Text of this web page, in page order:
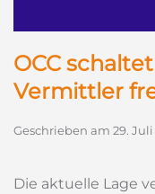
OCC
Vermittler
Geschrieben am 29.
Die aktuelle Lage